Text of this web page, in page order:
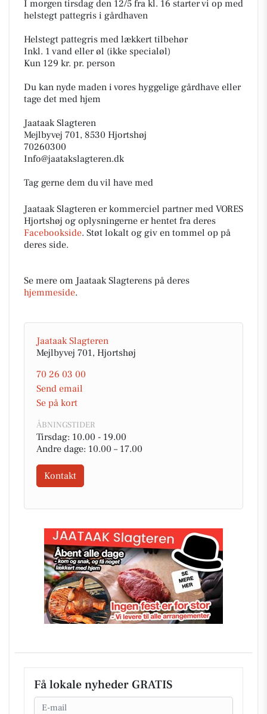
I morgen tirsdag den 12/5 fra kl. 16 starter vi op med
helstegt pattegris i gårdhaven
Helstegt pattegris med lækkert tilbehør
Inkl. 1 vand eller øl (ikke specialøl)
Kun 129 kr. pr. person
Du kan nyde maden i vores hyggelige gårdhave eller
tage det med hjem
Jaataak Slagteren
Mejlbyvej 701, 8530 Hjortshøj
70260300
Info@jaatakslagteren.dk
Tag gerne dem du vil have med
Jaataak Slagteren er kommerciel partner med VORES
Hjortshøj og oplysningerne er hentet fra deres
Facebookside. Støt lokalt og giv en tommel op på
deres side.
Se mere om Jaataak Slagterens på deres
hjemmeside.
Jaataak Slagteren
Mejlbyvej 701, Hjortshøj
70 26 03 00
Send email
Se på kort
ÅBNINGSTIDER
Tirsdag: 10.00 - 19.00
Andre dage: 10.00 – 17.00
Kontakt
Få lokale nyheder GRATIS
Email